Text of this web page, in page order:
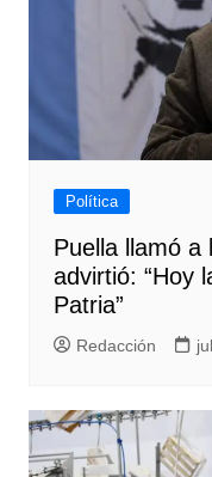
Política
Puella llamó a
advirtió: “Hoy
Patria”
Redacción